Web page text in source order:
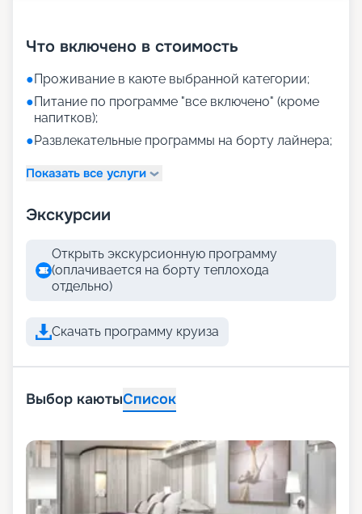
Что включено в стоимость
●Проживание в каюте выбранной категории;
●Питание по программе "все включено" (кроме
напитков);
●Развлекательные программы на борту лайнера;
Показать все услуги
Экскурсии
Открыть экскурсионную программу
(оплачивается на борту теплохода
отдельно)
Скачать программу круиза
Выбор каютыСписок